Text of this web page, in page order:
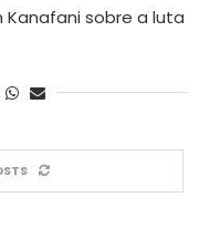
sobre a luta